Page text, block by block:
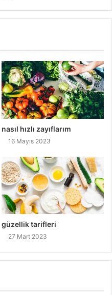
nasıl hızlı zayıflarım
16 Mayıs 2023
güzellik tarifleri
27 Mart 2023